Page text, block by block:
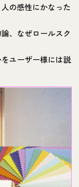
の感性にかなった
、なぜロールスク
ユーザー様には説